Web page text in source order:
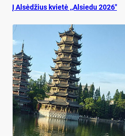
Į Alsėdžius kvietė ,,Alsiedu 2026″